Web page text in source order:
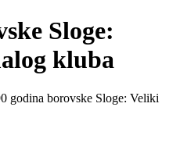
Sloge:
kluba
godina borovske Sloge: Veliki